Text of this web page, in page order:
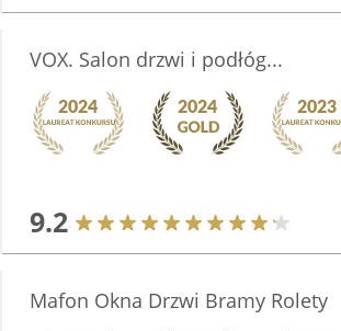
VOX. Salon drzwi i podłóg...
9.2
Mafon Okna Drzwi Bramy Rolety